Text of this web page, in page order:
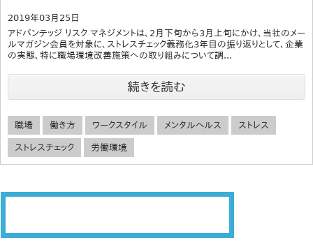
2019年03月25日
アドバンテッジ リスク マネジメントは、2月下旬から3月上旬にかけ、当社のメー
ルマガジン会員を対象に、ストレスチェック義務化3年目の振り返りとして、企業
の実態、特に職場環境改善施策への取り組みについて調...
続きを読む
職場 働き方 ワークスタイル メンタルヘルス ストレス
ストレスチェック 労働環境